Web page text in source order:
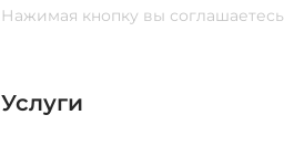
Нажимая кнопку вы соглашаетесь
Услуги